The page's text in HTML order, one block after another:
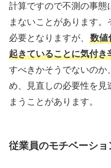
計算ですので不測の事態
まないことがあります
必要となりますが、 数値
起きていることに気付き
すべきかそうでないのか
め、見直しの必要性を見
まうことがあります。
従業員のモチベーシ